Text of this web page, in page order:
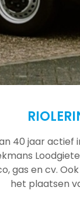
40 jaar
gas en cv.
het plaatsen